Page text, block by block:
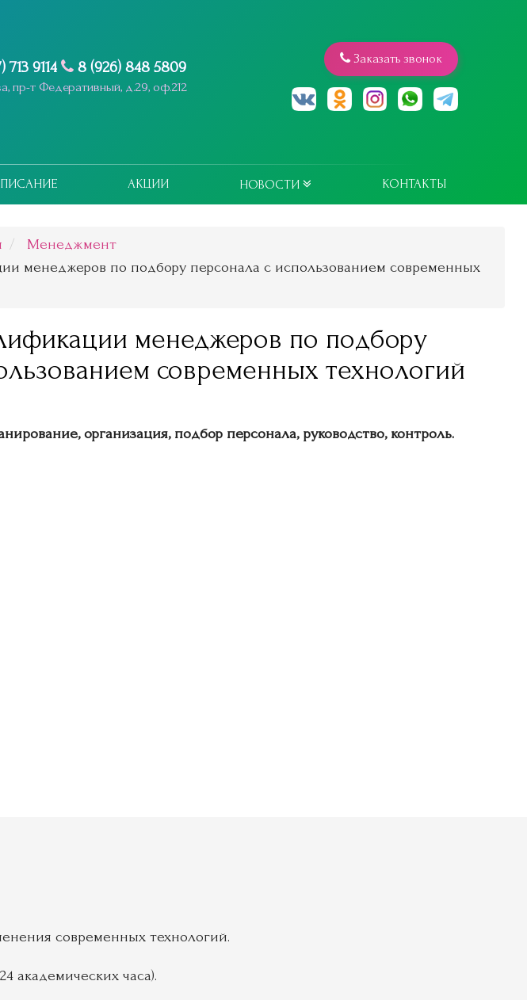
713 9114 8 (926) 848 5809
пр-т Федеративный, д.29, оф.212
Заказать звонок
АКЦИИ НОВОСТИ КОНТАКТЫ
Менеджмент
менеджеров по подбору персонала с использованием современных
менеджеров по подбору
современных технологий
организация, подбор персонала, руководство, контроль.
современных технологий.
академических часа).